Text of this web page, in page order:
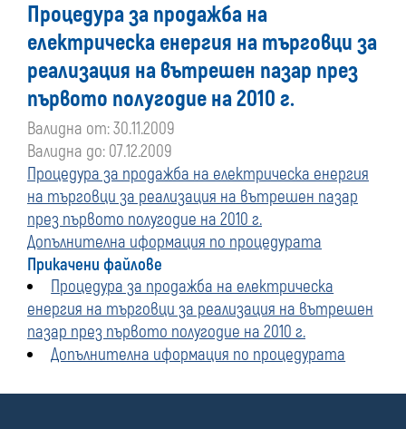
Процедура за продажба на
електрическа енергия на търговци за
реализация на вътрешен пазар през
първото полугодие на 2010 г.
Валидна от: 30.11.2009
Валидна до: 07.12.2009
Процедура за продажба на електрическа енергия
на търговци за реализация на вътрешен пазар
през първото полугодие на 2010 г.
Допълнителна иформация по процедурата
Прикачени файлове
Процедура за продажба на електрическа
енергия на търговци за реализация на вътрешен
пазар през първото полугодие на 2010 г.
Допълнителна иформация по процедурата